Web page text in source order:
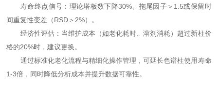
寿命终点信号：理论塔板数下降30%、拖尾因子＞1.5或保留时
间重复性变差（RSD＞2%）。
经济性评估：当维护成本（如老化耗时、溶剂消耗）超过新柱价
格的20%时，建议更换。
通过标准化老化流程与精细化操作管理，可延长色谱柱使用寿命
1-3倍，同时降低分析成本并提升数据可靠性。